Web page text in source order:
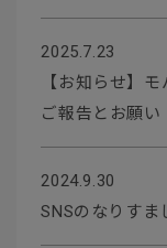
2025.7.23
【お知らせ】
ご報告とお願い
2024.9.30
SNSのなりすま